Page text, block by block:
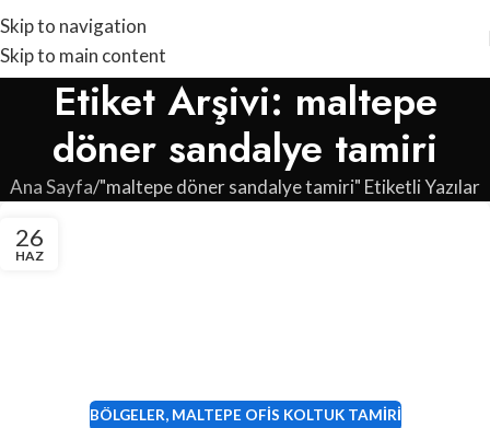
Skip to navigation
Skip to main content
Etiket Arşivi: maltepe
döner sandalye tamiri
Ana Sayfa "maltepe döner sandalye tamiri" Etiketli Yazılar
26
HAZ
BÖLGELER, MALTEPE OFIS KOLTUK TAMIRI